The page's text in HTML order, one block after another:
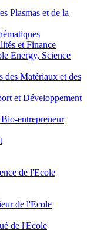
Plasmas et de la
et Finance
Energy, Science
Matériaux et des
et Développement
entrepreneur
de l'Ecole
de l'Ecole
de l'Ecole